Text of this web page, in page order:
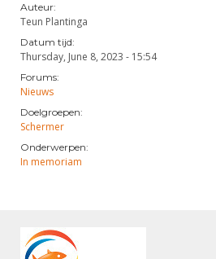
Auteur:
Teun Plantinga
Datum tijd:
Thursday, June 8, 2023 - 15:54
Forums:
Nieuws
Doelgroepen:
Schermer
Onderwerpen:
In memoriam